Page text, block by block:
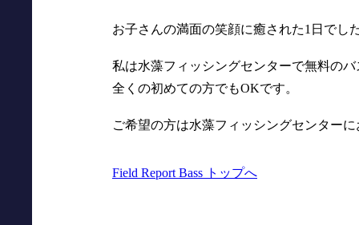
お子さんの満面の笑顔に癒された1日でし
私は水藻フィッシングセンターで無料の
全くの初めての方でもOKです。
ご希望の方は水藻フィッシングセンター
Field Report Bass トップへ